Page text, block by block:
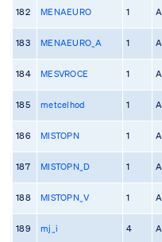
182 MENAEURO 1 A
183 MENAEURO_A 1 A
184 MESVROCE 1 A
185 metcelhod 1 A
186 MISTOPN 1 A
187 MISTOPN_D 1 A
188 MISTOPN_V 1 A
189 mj_i 4 A